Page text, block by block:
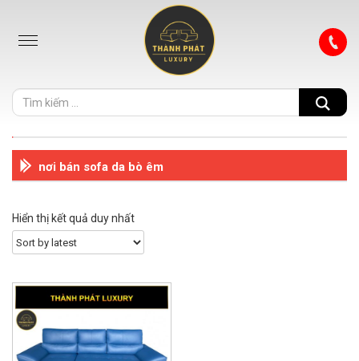
nơi bán sofa da bò êm
Hiển thị kết quả duy nhất